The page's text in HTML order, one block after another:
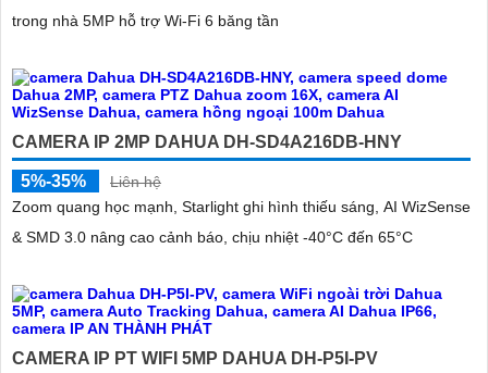
trong nhà 5MP hỗ trợ Wi-Fi 6 băng tần
CAMERA IP 2MP DAHUA DH-SD4A216DB-HNY
5%-35%
Liên hệ
Zoom quang học mạnh, Starlight ghi hình thiếu sáng, AI WizSense
& SMD 3.0 nâng cao cảnh báo, chịu nhiệt -40°C đến 65°C
CAMERA IP PT WIFI 5MP DAHUA DH-P5I-PV